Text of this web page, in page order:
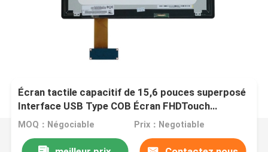
Écran tactile capacitif de 15,6 pouces superposé
Interface USB Type COB Écran FHDTouch
1920x1080
MOQ：Négociable Prix：Negotiable